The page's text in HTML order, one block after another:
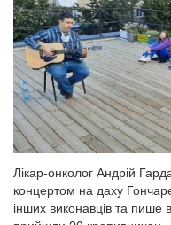
Лікар-онколог Андрій
концертом на даху
інших виконавців та пише
прийшли 20